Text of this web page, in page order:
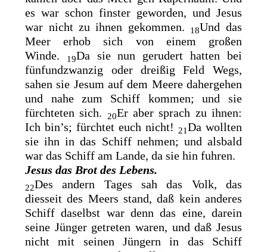
es war schon finster geworden, und Jesus
war nicht zu ihnen gekommen.
18Und das
Meer erhob sich von einem großen
Winde.
19Da sie nun gerudert hatten bei
fünfundzwanzig oder dreißig Feld Wegs,
sahen sie Jesum auf dem Meere dahergehen
und nahe zum Schiff kommen; und sie
fürchteten sich.
20Er aber sprach zu ihnen:
Ich bin’s; fürchtet euch nicht!
21Da wollten
sie ihn in das Schiff nehmen; und alsbald
war das Schiff am Lande, da sie hin fuhren.
Jesus das Brot des Lebens.
22Des andern Tages sah das Volk, das
diesseit des Meers stand, daß kein anderes
Schiff daselbst war denn das eine, darein
seine Jünger getreten waren, und daß Jesus
nicht mit seinen Jüngern in das Schiff